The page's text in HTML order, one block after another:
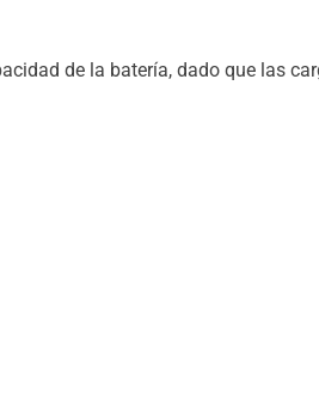
de la batería, dado que las